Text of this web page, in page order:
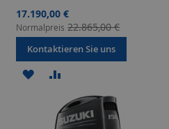
Sonderangebot
17.190,00 €
Normalpreis 22.865,00 €
Kontaktieren Sie uns
ZUR
WUNSCHLISTE
HINZUFÜGEN
VERGLEICHSLISTE
HINZUFÜGEN